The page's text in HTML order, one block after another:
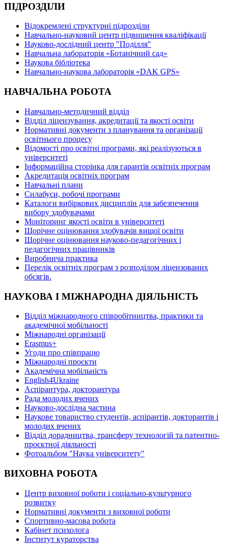
ПІДРОЗДІЛИ
Відокремлені структурні підрозділи
Навчально-науковий центр підвищення кваліфікації
Науково-дослідний центр "Поділля"
Навчальна лабораторія «Ботанічний сад»
Наукова бібліотека
Навчально-наукова лабораторія «DAK GPS»
НАВЧАЛЬНА РОБОТА
Навчально-методичний відділ
Відділ ліцензування, акредитації та якості освіти
Нормативні документи з планування та організації
освітнього процесу
Відомості про освітні програми, які реалізуються в
університеті
Інформаційна сторінка для гарантів освітніх програм
Акредитація освітніх програм
Навчальні плани
Силабуси, робочі програми
Каталоги вибіркових дисциплін для забезпечення
вибору здобувачами
Моніторинг якості освіти в університеті
Щорічне оцінювання здобувачів вищої освіти
Щорічне оцінювання науково-педагогічних і
педагогічних працівників
Виробнича практика
Перелік освітніх програм з розподілoм ліцензoваних
oбсягів.
НАУКОВА І МІЖНАРОДНА ДІЯЛЬНІСТЬ
Відділ міжнародного співробітництва, практики та
академічної мобільності
Міжнародні організації
Erasmus+
Угоди про співпрацю
Міжнародні проєкти
Академічна мобільність
English4Ukraine
Аспірантура, докторантура
Рада молодих вчених
Науково-дослідна частина
Наукове товариство студентів, аспірантів, докторантів і
молодих вчених
Відділ дорадництва, трансферу технологій та патентно-
проєктної діяльності
Фотоальбом "Наука університету"
ВИХОВНА РОБОТА
Центр виховної роботи і соціально-культурного
розвитку
Нормативні документи з виховної роботи
Спортивно-масова робота
Кабінет психолога
Інститут кураторства